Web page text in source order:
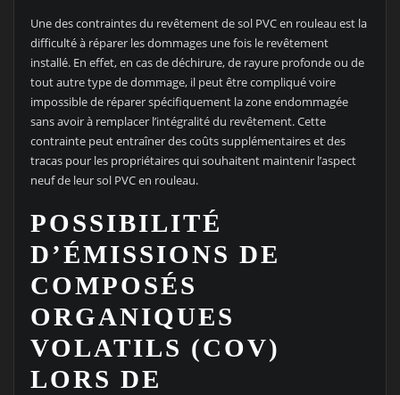
Une des contraintes du revêtement de sol PVC en rouleau est la
difficulté à réparer les dommages une fois le revêtement
installé. En effet, en cas de déchirure, de rayure profonde ou de
tout autre type de dommage, il peut être compliqué voire
impossible de réparer spécifiquement la zone endommagée
sans avoir à remplacer l’intégralité du revêtement. Cette
contrainte peut entraîner des coûts supplémentaires et des
tracas pour les propriétaires qui souhaitent maintenir l’aspect
neuf de leur sol PVC en rouleau.
POSSIBILITÉ
D’ÉMISSIONS DE
COMPOSÉS
ORGANIQUES
VOLATILS (COV)
LORS DE